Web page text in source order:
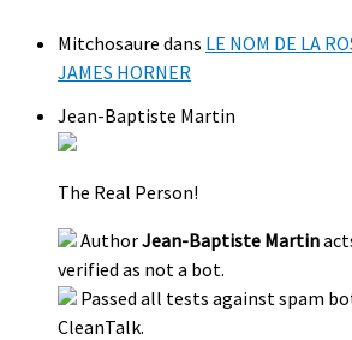
Mitchosaure dans LE NOM DE LA
JAMES HORNER
Jean-Baptiste Martin
The Real Person!
AuthorJean-Baptiste Martin
verified as not a bot.
Passed all tests against spam
CleanTalk.